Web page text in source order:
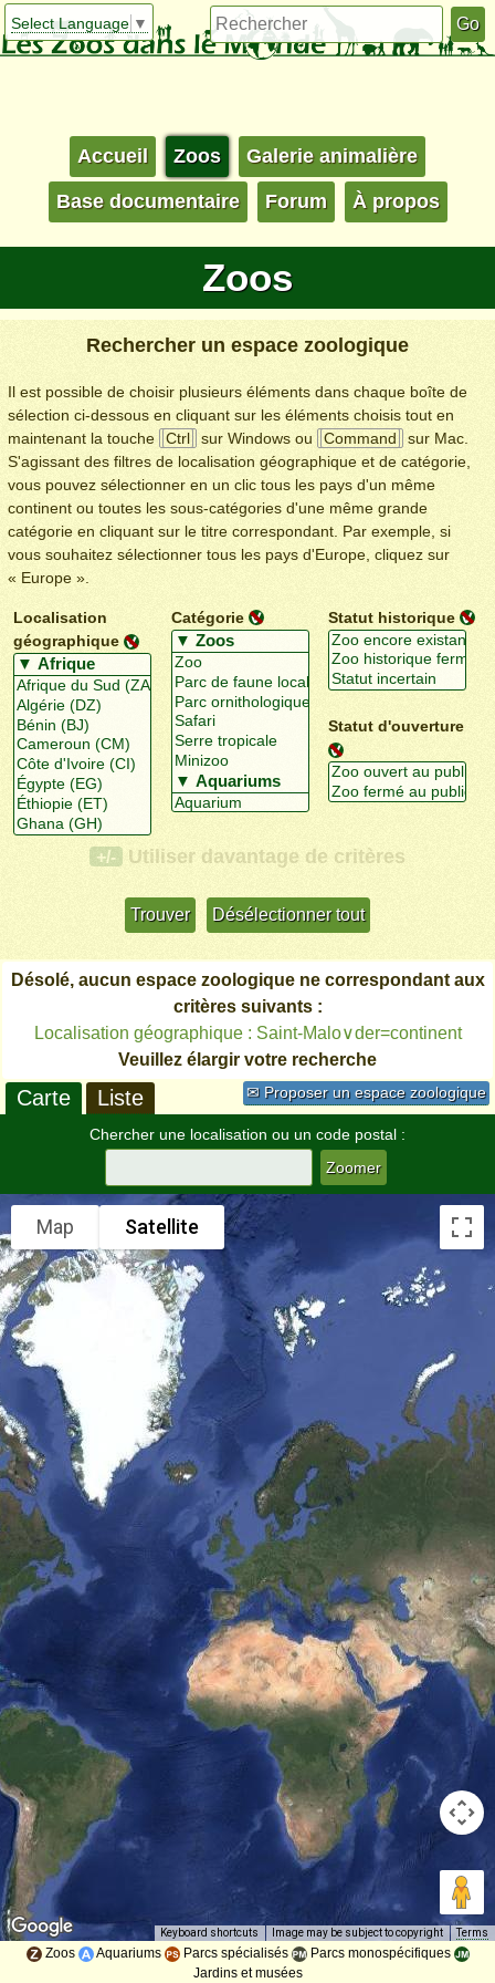
Select Language ▼
Accueil Zoos Galerie animalière
Base documentaire Forum À propos
Zoos
Rechercher un espace zoologique
Il est possible de choisir plusieurs éléments dans chaque boîte de
sélection ci-dessous en cliquant sur les éléments choisis tout en
maintenant la touche
Ctrl sur Windows ou Command
sur Mac.
S'agissant des filtres de localisation géographique et de catégorie,
vous pouvez sélectionner en un clic tous les pays d'un même
continent ou toutes les sous-catégories d'une même grande
catégorie en cliquant sur le titre correspondant. Par exemple, si
vous souhaitez sélectionner tous les pays d'Europe, cliquez sur
« Europe ».
Localisation
géographique
Catégorie Statut historique
Statut d'ouverture
+/- Utiliser davantage de critères
Désolé, aucun espace zoologique ne correspondant aux
critères suivants :
Localisation géographique : Saint-Malo∨der=continent
Veuillez élargir votre recherche
✉ Proposer un espace zoologique
Carte Liste
Chercher une localisation ou un code postal :
Map Satellite
Keyboard shortcuts Image may be subject to copyright Terms
Zoos Aquariums Parcs spécialisés
Parcs monospécifiques
Jardins et musées